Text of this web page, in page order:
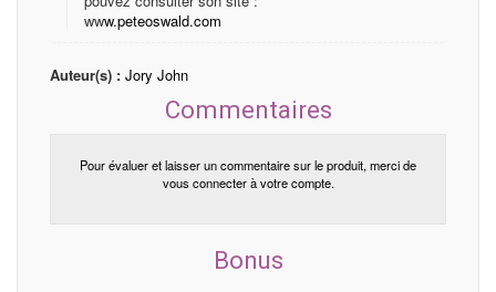
www.peteoswald.com
Auteur(s) : Jory John
Commentaires
Pour évaluer et laisser un commentaire sur le produit, merci de
vous connecter à votre compte.
Bonus